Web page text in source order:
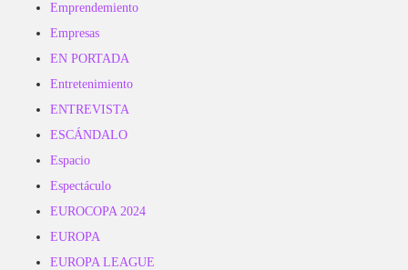
Emprendemiento
Empresas
EN PORTADA
Entretenimiento
ENTREVISTA
ESCÁNDALO
Espacio
Espectáculo
EUROCOPA 2024
EUROPA
EUROPA LEAGUE